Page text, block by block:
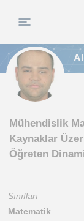
Mühendislik
Kaynaklar
Öğreten
Sınıfları
Matematik